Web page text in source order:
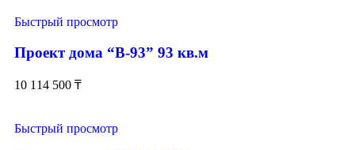
Быстрый просмотр
Проект дома “В-93” 93 кв.м
10 114 500 ₸
Быстрый просмотр